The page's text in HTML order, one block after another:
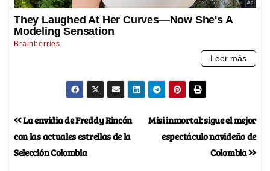
Misi inmortal: sigue el mejor
espectáculo navideño de
Colombia
La envidia de Freddy Rincón
con las actuales estrellas de la
Selección Colombia